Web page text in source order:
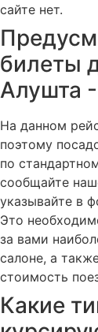
сайте нет.
билеты
Алушта
На данном
поэтому
по
сообщайте
указывайте в
Это
за вами
салоне, а
стоимость
Какие